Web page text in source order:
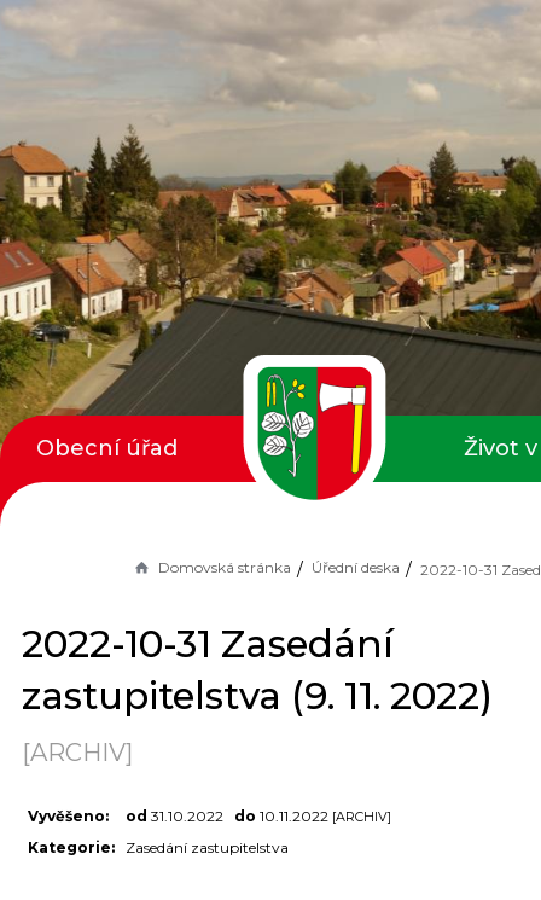
Domovská stránka Úřední deska
2022-10-31 Zasedání
zastupitelstva (9. 11. 2022)
[ARCHIV]
Vyvěšeno: od 31.10.2022 do 10.11.2022 [ARCHIV]
Kategorie: Zasedání zastupitelstva
Obecní úřad Život